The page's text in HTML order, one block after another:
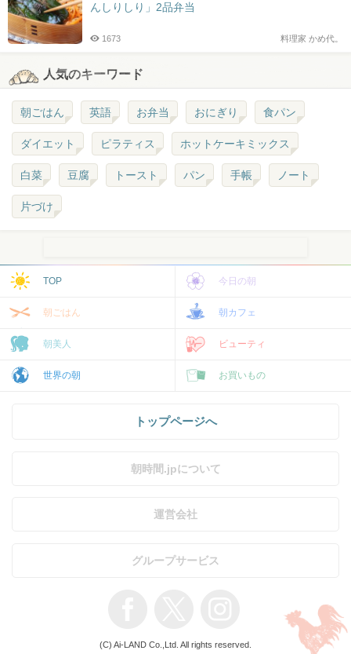
んしりしり」2品弁当
料理家 かめ代。
1673
人気のキーワード
朝ごはん 英語 お弁当 おにぎり 食パン
ダイエット ピラティス ホットケーキミックス
白菜 豆腐 トースト パン 手帳 ノート
片づけ
TOP 今日の朝
朝ごはん 朝カフェ
朝美人 ビューティ
世界の朝 お買いもの
トップページへ
朝時間.jpについて
運営会社
グループサービス
(C) Ai-LAND Co.,Ltd. All rights reserved.